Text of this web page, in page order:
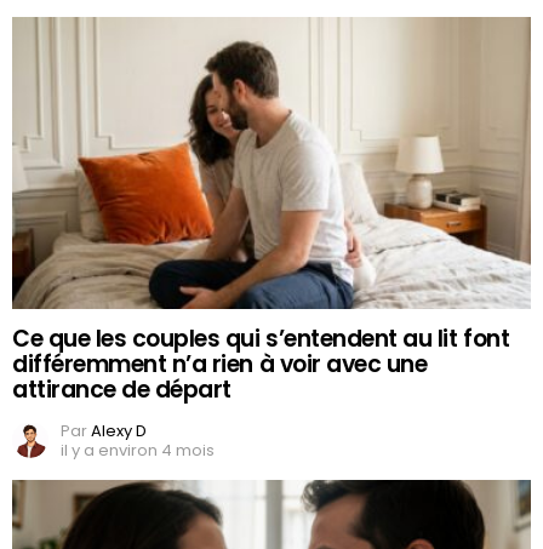
Ce que les couples qui s’entendent au lit font
différemment n’a rien à voir avec une
attirance de départ
ParAlexy D
il y a environ 4 mois